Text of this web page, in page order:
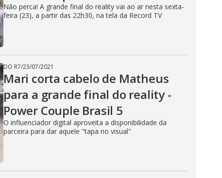
Não perca! A grande final do reality vai ao ar nesta sexta-
feira (23), a partir das 22h30, na tela da Record TV
DO R7/23/07/2021
Mari corta cabelo de Matheus
para a grande final do reality -
Power Couple Brasil 5
O influenciador digital aproveita a disponibilidade da
parceira para dar aquele "tapa no visual"